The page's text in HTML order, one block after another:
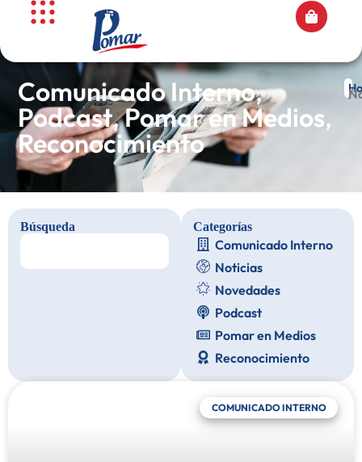
Comunicado Interno,
Podcast,Pomar en Medios,
Reconocimiento
/
Búsqueda Categorías
Comunicado Interno
Noticias
Novedades
Podcast
Pomar en Medios
Reconocimiento
COMUNICADO INTERNO